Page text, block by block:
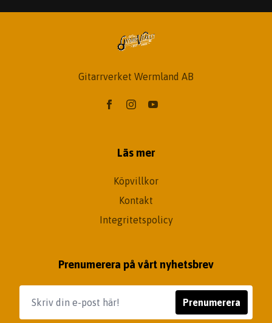
Gitarrverket Wermland AB
Läs mer
Köpvillkor
Kontakt
Integritetspolicy
Prenumerera på vårt nyhetsbrev
Prenumerera